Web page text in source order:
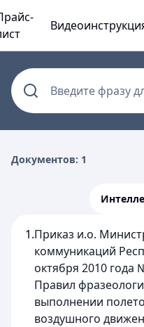
Введите фразу
Документов: 1
1.Приказ и.о.
коммуникаций
октября 2010 года
Правил
выполнении
воздушного